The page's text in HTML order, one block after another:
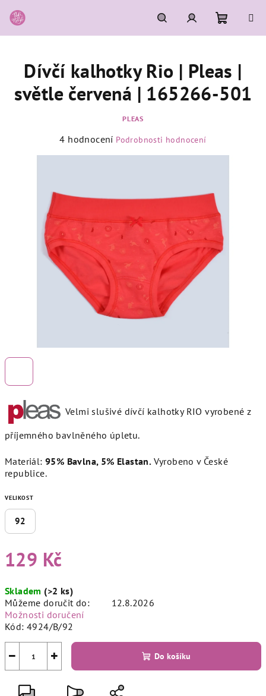
na
obsah
HledatPřihlášeníNákupní
košík
Velmi slušivé dívčí kalhotky RIO vyrobené z
příjemného bavlněného úpletu.
Materiál: 95% Bavlna, 5% Elastan. Vyrobeno v České
republice.
VELIKOST
92
129 Kč
cena:
Skladem (>2 ks)
Můžeme doručit do:
12.8.2026
Možnosti doručení
Kód: 4924/B/92
+
− Do košíku
Dívčí kalhotky Rio | Pleas |
světle červená | 165266-501
PLEAS
Průměrné
z
hvězdiček.
4 hodnocení Podrobnosti hodnocení